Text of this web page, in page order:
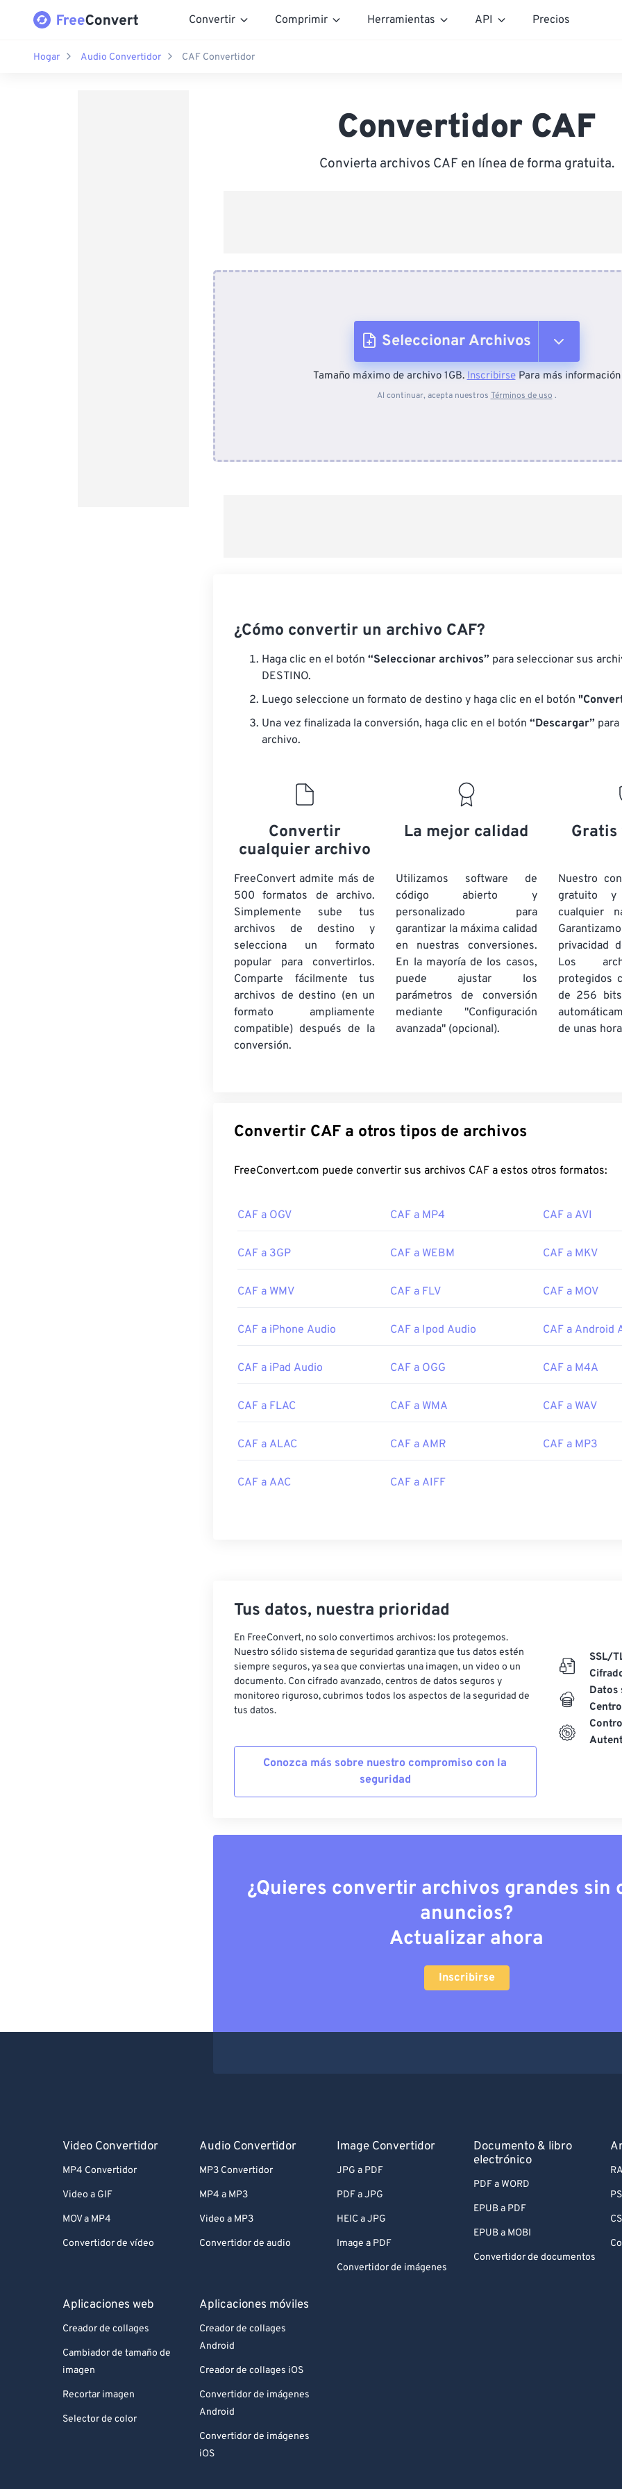
Convertir Comprimir Herramientas API Precios
Hogar Audio Convertidor CAF Convertidor
Convertidor CAF
Convierta archivos CAF en línea de forma gratuita.
Seleccionar Archivos
Desde el dispositivo
Tamaño máximo de archivo 1GB.InscribirsePara más información
Al continuar, acepta nuestros Términos de uso .
¿Cómo convertir un archivo CAF?
Haga clic en el botón “Seleccionar archivos” para seleccionar sus
DESTINO.
Luego seleccione un formato de destino y haga clic en el botón
Una vez finalizada la conversión, haga clic en el botón “Descargar”
archivo.
Convertir
cualquier archivo
FreeConvert admite más de
500 formatos de archivo.
Simplemente sube tus
archivos de destino y
selecciona un formato
popular para convertirlos.
Comparte fácilmente tus
archivos de destino (en un
formato ampliamente
compatible) después de la
conversión.
La mejor calidad
Utilizamos software de
código abierto y
personalizado para
garantizar la máxima calidad
en nuestras conversiones.
En la mayoría de los casos,
puede ajustar los
parámetros de conversión
mediante "Configuración
avanzada" (opcional).
Gratis
Nuestro
gratuito
cualquier
privacidad
Los
protegidos
de 256
de unas
Convertir CAF a otros tipos de archivos
FreeConvert.com puede convertir sus archivos CAF a estos otros formatos:
CAF a OGV CAF a MP4 CAF a AVI
CAF a 3GP CAF a WEBM CAF a MKV
CAF a WMV CAF a FLV CAF a MOV
CAF a iPhone Audio CAF a Ipod Audio CAF a Android
CAF a iPad Audio CAF a OGG CAF a M4A
CAF a FLAC CAF a WMA CAF a WAV
CAF a ALAC CAF a AMR CAF a MP3
CAF a AAC CAF a AIFF
Tus datos, nuestra prioridad
En FreeConvert, no solo convertimos archivos: los protegemos.
Nuestro sólido sistema de seguridad garantiza que tus datos estén
siempre seguros, ya sea que conviertas una imagen, un video o un
documento. Con cifrado avanzado, centros de datos seguros y
monitoreo riguroso, cubrimos todos los aspectos de la seguridad de
tus datos.
Conozca más sobre nuestro compromiso con la
seguridad
SSL/
Datos
¿Quieres convertir archivos grandes sin
anuncios?
Actualizar ahora
Inscribirse
Video Convertidor
MP4 Convertidor
Video a GIF
MOV a MP4
Convertidor de vídeo
Audio Convertidor
MP3 Convertidor
MP4 a MP3
Video a MP3
Convertidor de audio
Image Convertidor
JPG a PDF
PDF a JPG
HEIC a JPG
Image a PDF
Convertidor de imágenes
Documento & libro
electrónico
PDF a WORD
EPUB a PDF
EPUB a MOBI
Convertidor de documentos
Aplicaciones web
Creador de collages
Cambiador de tamaño de
imagen
Recortar imagen
Selector de color
Aplicaciones móviles
Creador de collages
Android
Creador de collages iOS
Convertidor de imágenes
Android
Convertidor de imágenes
iOS